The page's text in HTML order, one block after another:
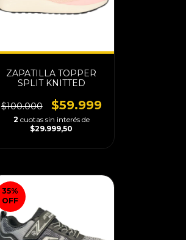
ZAPATILLA TOPPER
SPLIT KNITTED
$100.000 $59.999
2 cuotas sin interés de
$29.999,50
35%
OFF